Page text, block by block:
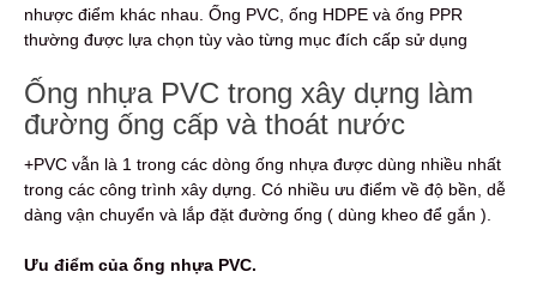
nhược điểm khác nhau. Ống PVC, ống HDPE và ống PPR
thường được lựa chọn tùy vào từng mục đích cấp sử dụng
Ống nhựa PVC trong xây dựng làm
đường ống cấp và thoát nước
+PVC vẫn là 1 trong các dòng ống nhựa được dùng nhiều nhất
trong các công trình xây dựng. Có nhiều ưu điểm về độ bền, dễ
dàng vận chuyển và lắp đặt đường ống ( dùng kheo để gắn ).
Ưu điểm của ống nhựa PVC.